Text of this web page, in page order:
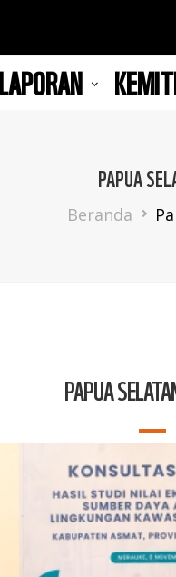
LAPORAN
PAPUA
Beranda
PAPUA